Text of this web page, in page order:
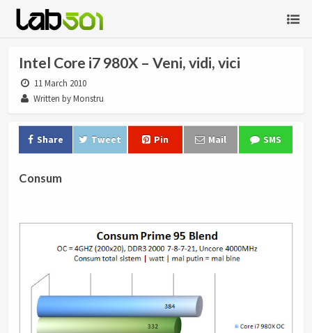
Intel Core i7 980X – Veni, vidi, vici
11 March 2010
Written by Monstru
Share Tweet Pin Mail SMS
Consum